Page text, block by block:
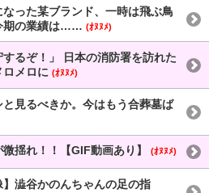
った某ブランド、一時は飛ぶ鳥
期の業績は…… (ｵﾇﾇﾒ)
るぞ！」 日本の消防署を訪れた
メロに (ｵﾇﾇﾒ)
見るべきか。今はもう合葬墓ば
揺れ！！【GIF動画あり】 (ｵﾇﾇﾒ)
】澁谷かのんちゃんの足の指